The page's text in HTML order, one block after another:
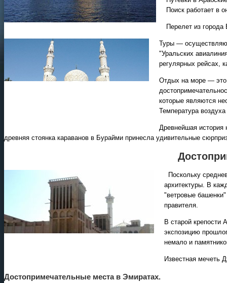
Поиск работает в
Перелет из города
Туры —
"Уральских
регулярных рейсах,
Отдых на море — это
которые являются
Температура
Древнейшая история
древняя стоянка караванов в Бурайми принесла удивительные
Поскольку
архитектуры. В
"ветровые
правителя.
В старой крепости
экспозицию
немало и
Известная мечеть
Достопримечательные места в Эмиратах.